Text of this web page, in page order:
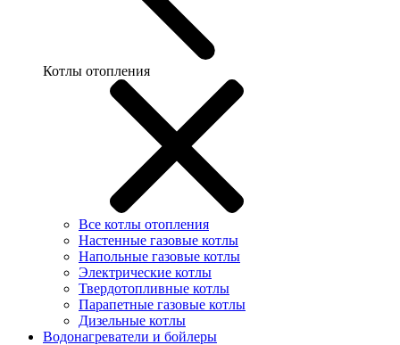
Котлы отопления
Все котлы отопления
Настенные газовые котлы
Напольные газовые котлы
Электрические котлы
Твердотопливные котлы
Парапетные газовые котлы
Дизельные котлы
Водонагреватели и бойлеры